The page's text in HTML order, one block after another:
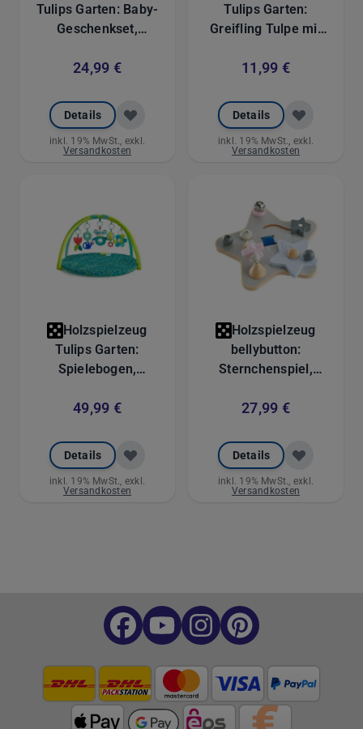
Tulips Garten: Baby-
Geschenkset,
teiliges Set in
24,99 €
inkl. 19% MwSt., exkl.
Versandkosten
Details
Tulips Garten:
Greifling Tulpe mit
aus Holz, 9,5 cm
11,99 €
inkl. 19% MwSt., exkl.
Versandkosten
Details
Holzspielzeug
Tulips Garten:
Spielebogen,
Plüsch mit 5
Anhängern, 83 cm
49,99 €
inkl. 19% MwSt., exkl.
Versandkosten
Details
Holzspielzeug
bellybutton:
Sternchenspiel,
Glöckchen und
Holz, 19 cm
27,99 €
inkl. 19% MwSt., exkl.
Versandkosten
Details